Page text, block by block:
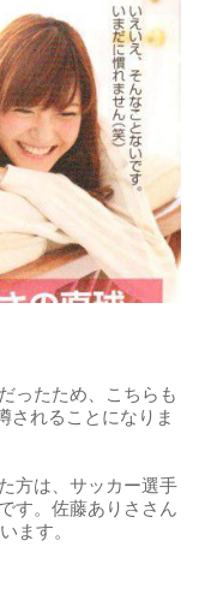
ったため、こちらも
されることになりま
方は、サッカー選手
す。佐藤ありささん
ます。